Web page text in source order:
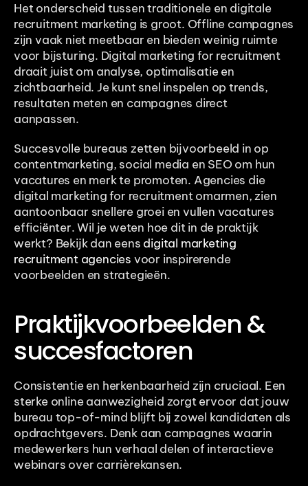
Het onderscheid tussen traditionele en digitale
recruitment marketing is groot. Offline campagnes
zijn vaak niet meetbaar en bieden weinig ruimte
voor bijsturing. Digital marketing for recruitment
draait juist om analyse, optimalisatie en
zichtbaarheid. Je kunt snel inspelen op trends,
resultaten meten en campagnes direct
aanpassen.
Succesvolle bureaus zetten bijvoorbeeld in op
contentmarketing, social media en SEO om hun
vacatures en merk te promoten. Agencies die
digital marketing for recruitment omarmen, zien
aantoonbaar snellere groei en vullen vacatures
efficiënter. Wil je weten hoe dit in de praktijk
werkt? Bekijk dan eens digital marketing
recruitment agencies voor inspirerende
voorbeelden en strategieën.
Praktijkvoorbeelden &
succesfactoren
Consistentie en herkenbaarheid zijn cruciaal. Een
sterke online aanwezigheid zorgt ervoor dat jouw
bureau top-of-mind blijft bij zowel kandidaten als
opdrachtgevers. Denk aan campagnes waarin
medewerkers hun verhaal delen of interactieve
webinars over carrièrekansen.